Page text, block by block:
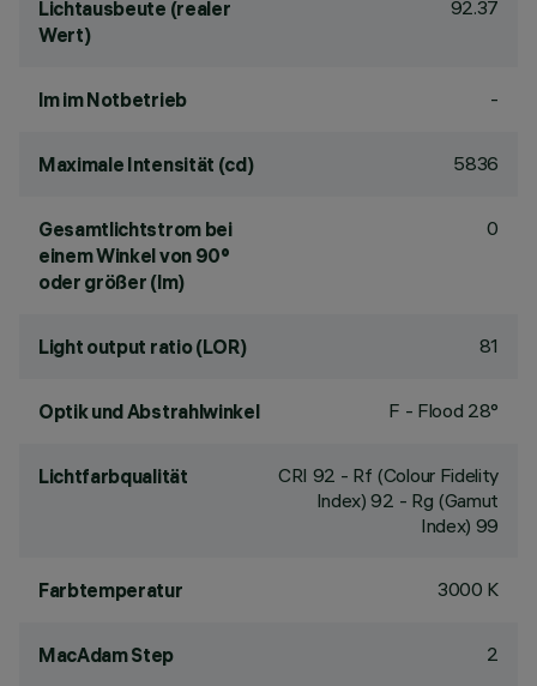
Lichtausbeute (realer
Wert)
92.37
lm im Notbetrieb -
Maximale Intensität (cd) 5836
Gesamtlichtstrom bei
einem Winkel von 90°
oder größer (lm)
0
Light output ratio (LOR) 81
Optik und Abstrahlwinkel F - Flood 28°
Lichtfarbqualität CRI 92 - Rf (Colour Fidelity
Index) 92 - Rg (Gamut
Index) 99
Farbtemperatur 3000 K
MacAdam Step 2